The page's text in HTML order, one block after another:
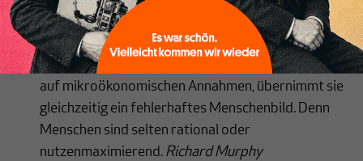
Rodrik
Mikroökonomik darf nicht Grundlage der
Makroökonomik sein
Basiert die Makroökonomik
auf mikroökonomischen Annahmen, übernimmt sie
gleichzeitig ein fehlerhaftes Menschenbild. Denn
Menschen sind selten rational oder
nutzenmaximierend. Richard Murphy